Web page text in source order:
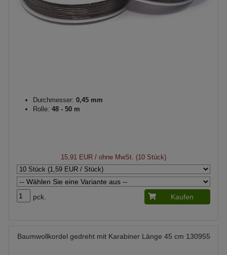
Durchmesser: 0,45 mm
Rolle: 48 - 50 m
15,91 EUR / ohne MwSt. (10 Stück)
pck. Kaufen
Baumwollkordel gedreht mit Karabiner Länge 45 cm 130955